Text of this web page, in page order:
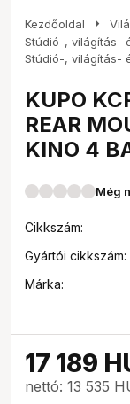
Kezdőoldal arrow_right
Stúdió-, világítás-
Stúdió-, világítás-
KUPO
REAR
KINO 4
Még
Cikkszám:
Gyártói cikkszám:
Márka:
17 189
nettó: 13 535